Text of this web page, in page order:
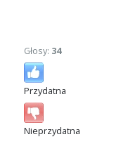
Głosy: 34
Przydatna
Nieprzydatna